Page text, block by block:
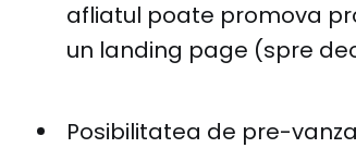
afliatul poate promova
un landing page (spre
Posibilitatea de pre-